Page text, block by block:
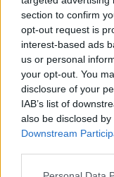
section to confirm
opt-out request is
interest-based ads
us or personal
your opt-out. You
disclosure of your
IAB’s list of
also be disclosed
Downstream
Please note that
lugares
sumergirse. La
Boundary
playas del
colinas
de Ozarks
un vistazo.
Texas